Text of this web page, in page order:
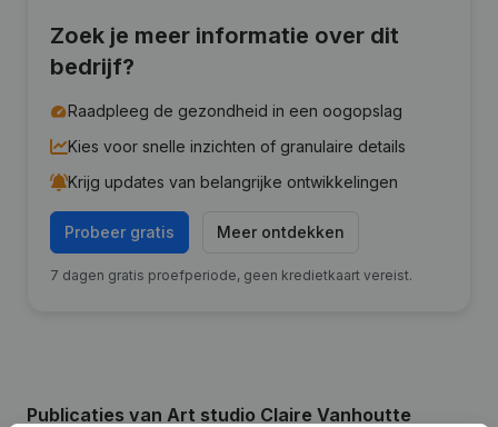
Zoek je meer informatie over dit
bedrijf?
Raadpleeg de gezondheid in een oogopslag
Kies voor snelle inzichten of granulaire details
Krijg updates van belangrijke ontwikkelingen
Probeer gratis Meer ontdekken
7 dagen gratis proefperiode, geen kredietkaart vereist.
Publicaties van Art studio Claire Vanhoutte